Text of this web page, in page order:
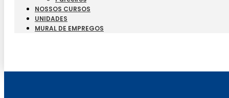
NOSSOS CURSOS
UNIDADES
MURAL DE EMPREGOS